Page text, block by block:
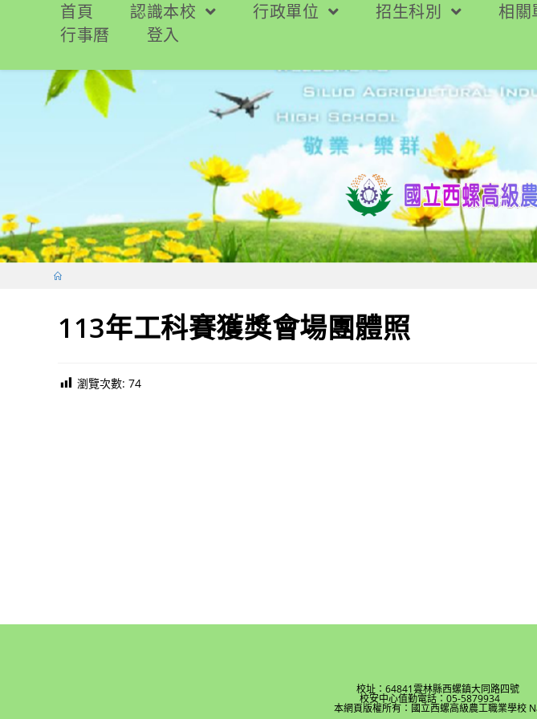
要
首頁 認識本校 行政單位 招生科別 相關
行事曆
登入
113年工科賽獲獎會場團體照
瀏覽次數: 74
校址：64841雲林縣西螺鎮大同路四
校安中心值勤電話：05-5879934
本網頁版權所有：國立西螺高級農工職業學